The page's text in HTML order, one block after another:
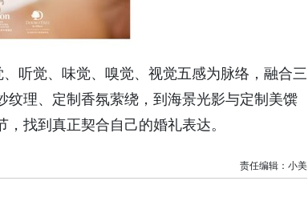
听觉、味觉、嗅觉、视觉五感为脉络，融合三
理、定制香氛萦绕，到海景光影与定制美馔
找到真正契合自己的婚礼表达。
责任编辑：小美